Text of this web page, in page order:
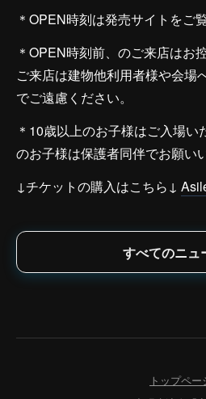
＊OPEN時刻は発売サイトをご
＊OPEN時刻前、のご来店はお
ご来店は建物他利用者様や会場
でご遠慮ください。
＊10歳以上のお子様はご入場
のお子様は保護者同伴でお願い
↓チケットの購入はこちら↓
すべてのニュ
トップペー